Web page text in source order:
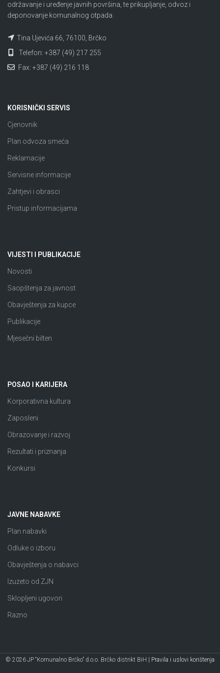
održavanje i uređenje javnih površina, te prikupljanje, odvoz i
deponovanje komunalnog otpada.
Tina Ujevića 66, 76100, Brčko
Telefon: +387 (49) 217 255
Fax: +387 (49) 216 118
KORISNIČKI SERVIS
Cjenovnik
Plan odvoza smeća
Reklamacije
Servisne informacije
Zahtjevi i obrasci
Pristup informacijama
VIJESTI I PUBLIKACIJE
Novosti
Saopštenja za javnost
Obavještenja za kupce
Publikacije
Mjesečni bilten
POSAO I KARIJERA
Korporativna kultura
Zaposleni
Obrazovanje i razvoj
Rezultati i priznanja
Konkursi
JAVNE NABAVKE
Plan nabavki
Odluke o izboru
Obavještenja o nabavci
Izuzeto od ZJN
Sklopljeni ugovori
Razno
© 2026 JP “Komunalno Brčko” d.o.o. Brčko distrikt BiH | Pravila i uslovi korištenja